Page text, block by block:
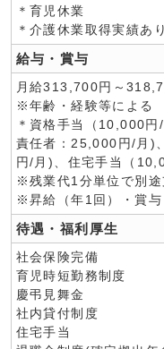
＊育児休業
＊介護休業取得実績あり
給与・賞与
月給313,700円～
※年齢・経験等による
＊資格手当（10,000
責任者：25,000円/月)
円/月)、住宅手当（
※残業代1分単位で別途
※昇給（年1回）・賞与
待遇・福利厚生
社会保険完備
育児時短勤務制度
慶弔見舞金
社内貸付制度
住宅手当